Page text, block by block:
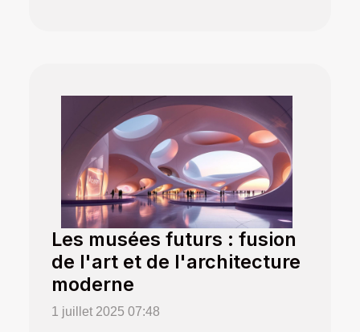
Les musées futurs : fusion
de l'art et de l'architecture
moderne
1 juillet 2025 07:48